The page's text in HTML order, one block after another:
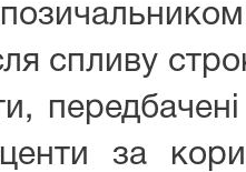
спливу
за